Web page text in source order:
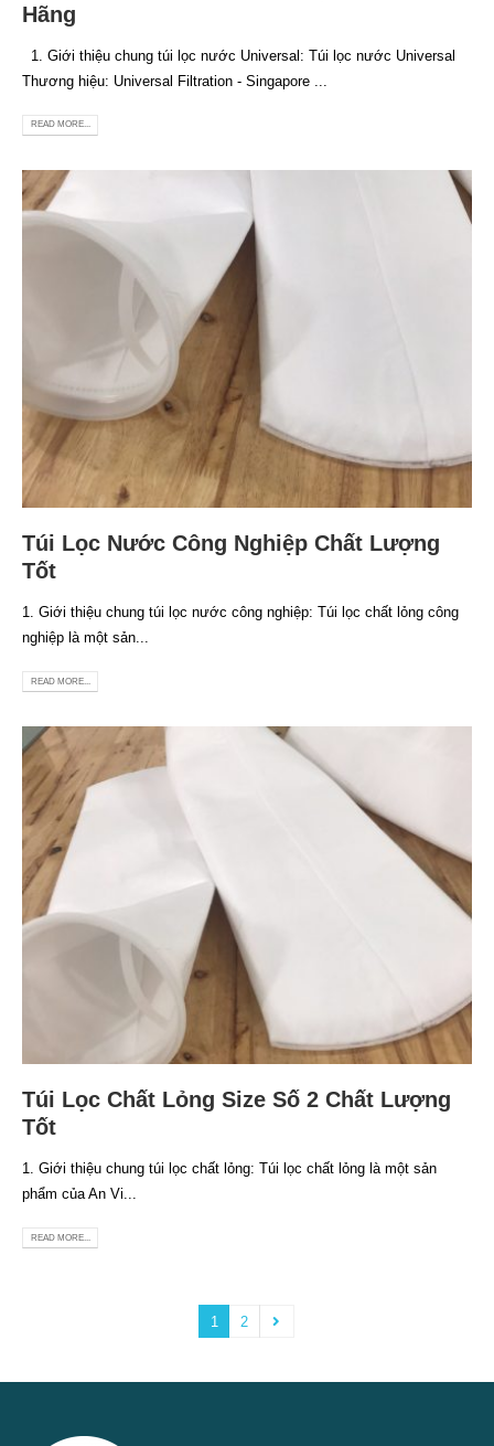
Hãng
1. Giới thiệu chung túi lọc nước Universal: Túi lọc nước Universal
Thương hiệu: Universal Filtration - Singapore ...
READ MORE...
Túi Lọc Nước Công Nghiệp Chất Lượng
Tốt
1. Giới thiệu chung túi lọc nước công nghiệp: Túi lọc chất lỏng công
nghiệp là một sản...
READ MORE...
Túi Lọc Chất Lỏng Size Số 2 Chất Lượng
Tốt
1. Giới thiệu chung túi lọc chất lỏng: Túi lọc chất lỏng là một sản
phẩm của An Vi...
READ MORE...
1 2